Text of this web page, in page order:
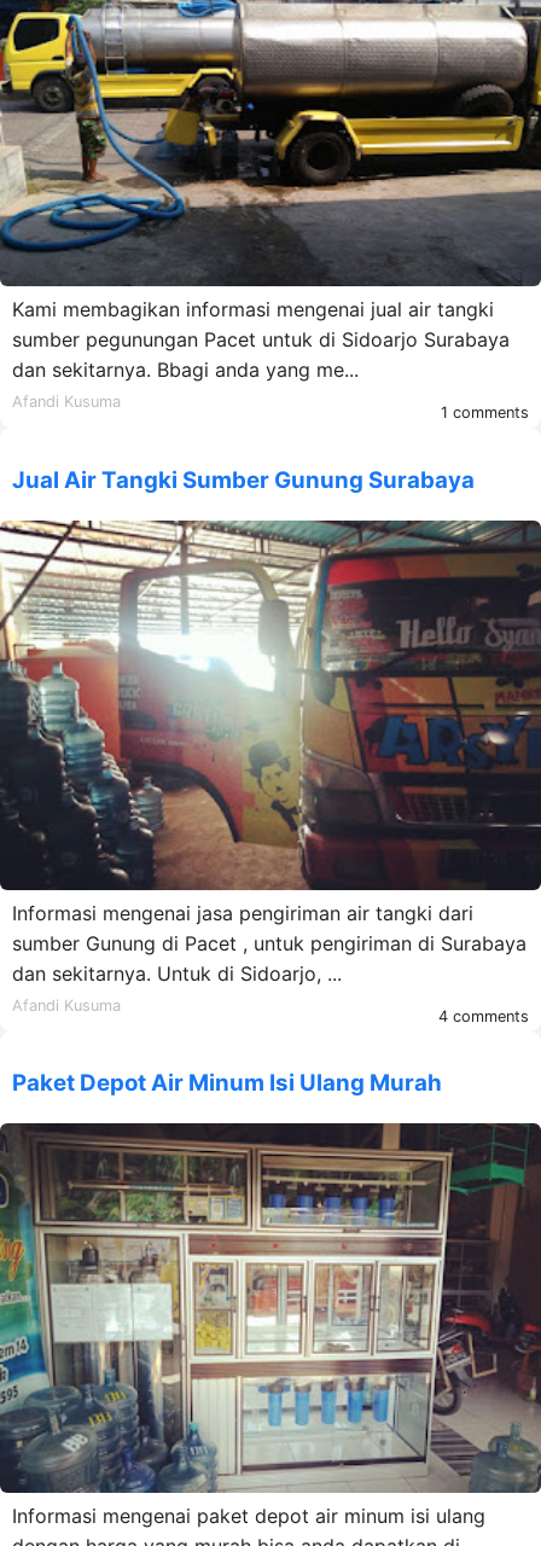
Kami membagikan informasi mengenai jual air tangki
sumber pegunungan Pacet untuk di Sidoarjo Surabaya
dan sekitarnya. Bbagi anda yang me...
Afandi Kusuma
1 comments
Jual Air Tangki Sumber Gunung Surabaya
Informasi mengenai jasa pengiriman air tangki dari
sumber Gunung di Pacet , untuk pengiriman di Surabaya
dan sekitarnya. Untuk di Sidoarjo, ...
Afandi Kusuma
4 comments
Paket Depot Air Minum Isi Ulang Murah
Informasi mengenai paket depot air minum isi ulang